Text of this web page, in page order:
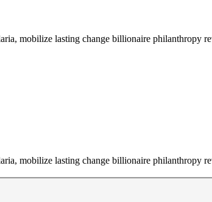
mobilize lasting change billionaire philanthropy
mobilize lasting change billionaire philanthropy